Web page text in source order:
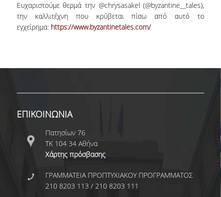
ΟΔΗΓΟΣ ΣΠΟΥΔΩΝ
ΜΑΘΗΜΑΤΑ ΕΛΕΥΘΕΡΗΣ
ΕΠΙΛΟΓΗΣ ΑΠΟ ΑΛΛΑ ΤΜΗΜΑΤΑ
ΠΕΡΙΓΡΑΜΜΑΤΑ ΜΑΘΗΜΑΤΩΝ
Ευχαριστούμε θερμά την @chrysasakel (@byzantine__tales),
την καλλιτέχνη που κρύβεται πίσω από αυτό το
εγχείρημα: https://www.byzantinetales.com/
ΕΠΙΚΟΙΝΩΝΙΑ
Πατησίων 76
ΤΚ 104 34 Αθήνα
Χάρτης πρόσβασης
ΓΡΑΜΜΑΤΕΙΑ ΠΡΟΠΤΥΧΙΑΚΟΥ ΠΡΟΓΡΑΜΜΑΤΟΣ
210 8203 113 / 210 8203 111